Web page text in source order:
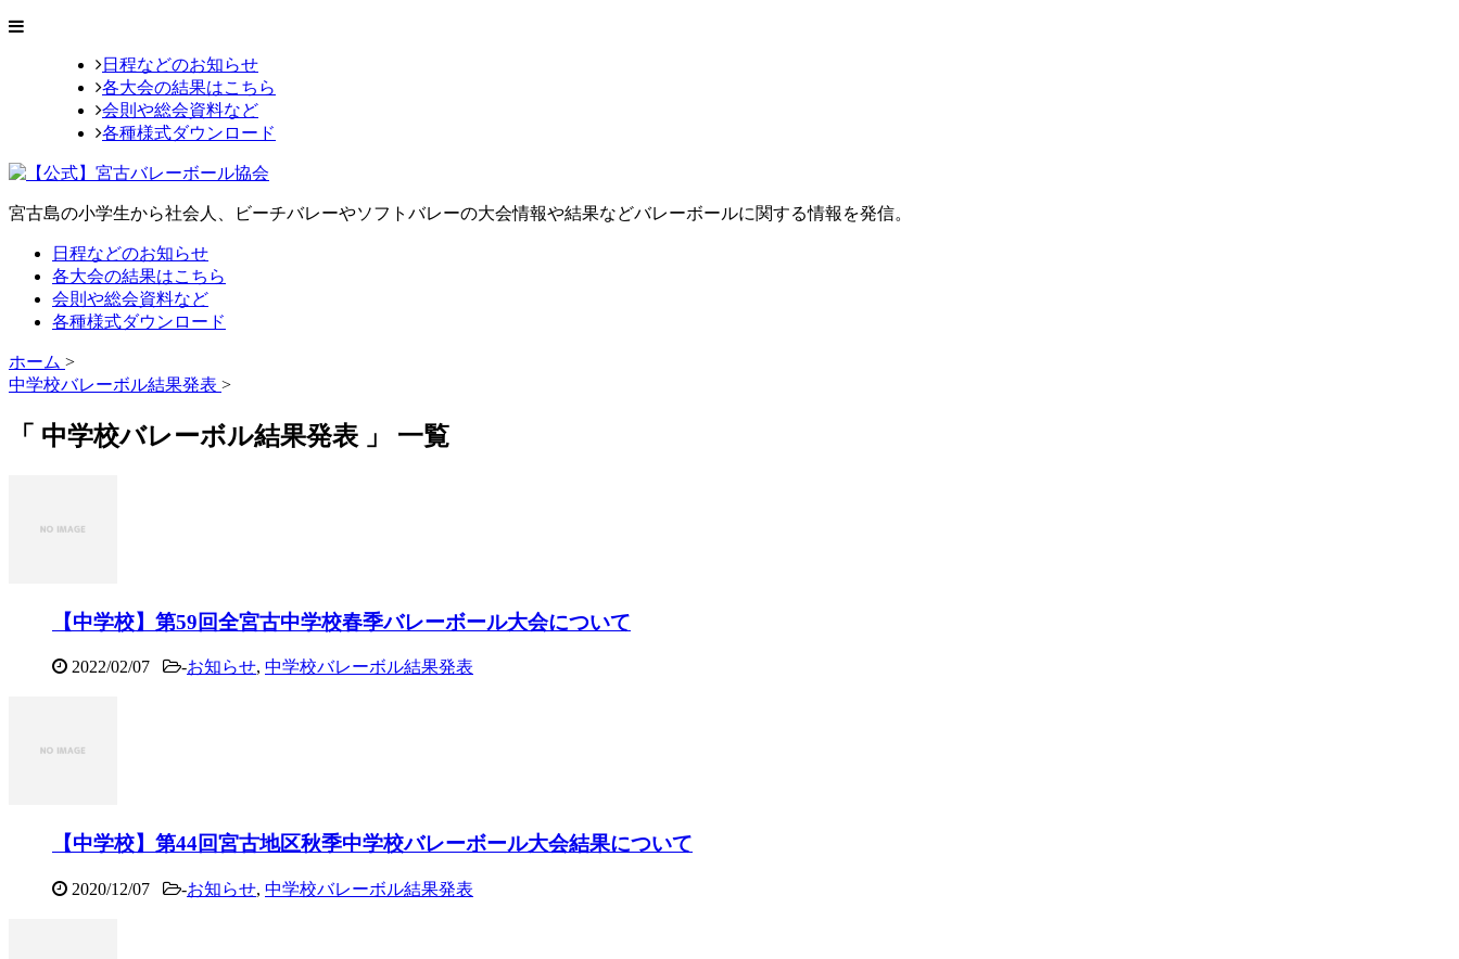
日程などのお知らせ
各大会の結果はこちら
会則や総会資料など
各種様式ダウンロード
宮古島の小学生から社会人、ビーチバレーやソフトバレーの大会情報や結果などバレーボールに関する情報を発信。
日程などのお知らせ
各大会の結果はこちら
会則や総会資料など
各種様式ダウンロード
ホーム >
中学校バレーボル結果発表 >
「 中学校バレーボル結果発表 」 一覧
【中学校】第59回全宮古中学校春季バレーボール大会について
2022/02/07 -お知らせ, 中学校バレーボル結果発表
【中学校】第44回宮古地区秋季中学校バレーボール大会結果について
2020/12/07 -お知らせ, 中学校バレーボル結果発表